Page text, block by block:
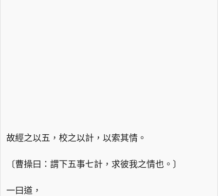
故經之以五，校之以計，以索其情。
〔曹操曰：謂下五事七計，求彼我之情也。〕
一曰道，